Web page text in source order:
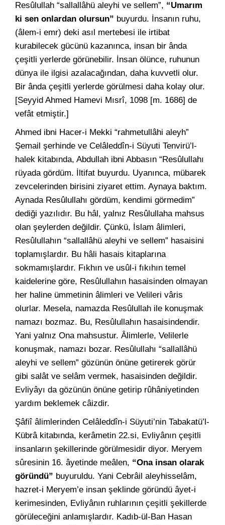
Resûlullah “sallallâhü aleyhi ve sellem”, “Umarım
ki sen onlardan olursun” buyurdu. İnsanın ruhu,
(âlem-i emr) deki asıl mertebesi ile irtibat
kurabilecek gücünü kazanınca, insan bir ânda
çeşitli yerlerde görünebilir. İnsan ölünce, ruhunun
dünya ile ilgisi azalacağından, daha kuvvetli olur.
Bir ânda çeşitli yerlerde görülmesi daha kolay olur.
[Seyyid Ahmed Hamevi Mısrî, 1098 [m. 1686] de
vefât etmiştir.]
Ahmed ibni Hacer-i Mekki “rahmetullâhi aleyh”
Şemail şerhinde ve Celâleddîn-i Süyuti Tenvirü’l-
halek kitabında, Abdullah ibni Abbasın “Resûlullahı
rüyada gördüm. İltifat buyurdu. Uyanınca, mübarek
zevcelerinden birisini ziyaret ettim. Aynaya baktım.
Aynada Resûlullahı gördüm, kendimi görmedim”
dediği yazılıdır. Bu hâl, yalnız Resûlullaha mahsus
olan şeylerden değildir. Çünkü, İslam âlimleri,
Resûlullahın “sallallâhü aleyhi ve sellem” hasaisini
toplamışlardır. Bu hâli hasais kitaplarına
sokmamışlardır. Fıkhın ve usûl-i fıkıhın temel
kaidelerine göre, Resûlullahın hasaisinden olmayan
her haline ümmetinin âlimleri ve Velileri vâris
olurlar. Mesela, namazda Resûlullah ile konuşmak
namazı bozmaz. Bu, Resûlullahın hasaisindendir.
Yani yalnız Ona mahsustur. Âlimlerle, Velilerle
konuşmak, namazı bozar. Resûlullahı “sallallâhü
aleyhi ve sellem” gözünün önüne getirerek görür
gibi salât ve selâm vermek, hasaisinden değildir.
Evliyâyı da gözünün önüne getirip rûhâniyetinden
yardım beklemek câizdir.
Şâfiî âlimlerinden Celâleddîn-i Süyuti’nin Tabakatü’l-
Kübrâ kitabında, kerâmetin 22.si, Evliyânın çeşitli
insanların şekillerinde görülmesidir diyor. Meryem
sûresinin 16. âyetinde meâlen, “Ona insan olarak
göründü” buyuruldu. Yani Cebrâil aleyhisselâm,
hazret-i Meryem’e insan şeklinde göründü âyet-i
kerimesinden, Evliyânın ruhlarının çeşitli şekillerde
görüleceğini anlamışlardır. Kadıb-ül-Ban Hasan